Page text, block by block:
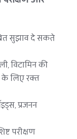
सुझाव दे सकते
विटामिन की
लिए रक्त
प्रजनन
परीक्षण